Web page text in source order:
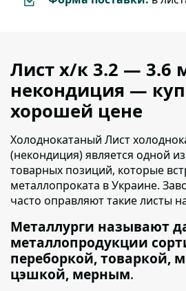
Лист х/к 3.2 — 3.6
некондиция —
хорошей цене
Холоднокатаный Лист
(некондиция) является одной
товарных позиций, которые
металлопроката в Украине.
часто оправляют такие листы
Металлурги называют
металлопродукции
переборкой, товаркой,
цэшкой, мерным.